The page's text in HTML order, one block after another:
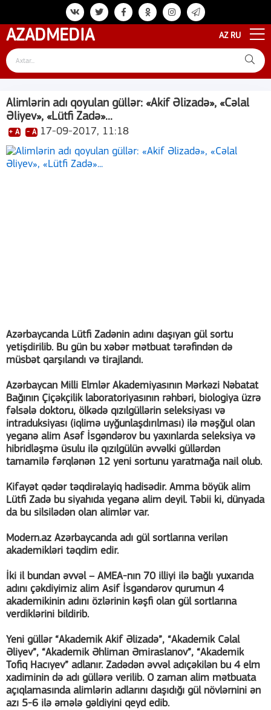
AZADMEDIA AZ RU
Alimlərin adı qoyulan güllər: «Akif Əlizadə», «Cəlal
Əliyev», «Lütfi Zadə»...
+ A - A 17-09-2017, 11:18
Azərbaycanda Lütfi Zadənin adını daşıyan gül sortu
yetişdirilib. Bu gün bu xəbər mətbuat tərəfindən də
müsbət qarşılandı və tirajlandı.
Azərbaycan Milli Elmlər Akademiyasının Mərkəzi Nəbatat
Bağının Çiçəkçilik laboratoriyasının rəhbəri, biologiya üzrə
fəlsələ doktoru, ölkədə qızılgüllərin seleksiyası və
intraduksiyası (iqlimə uyğunlaşdırılması) ilə məşğul olan
yeganə alim Asəf İsgəndərov bu yaxınlarda seleksiya və
hibridləşmə üsulu ilə qızılgülün əvvəlki güllərdən
tamamilə fərqlənən 12 yeni sortunu yaratmağa nail olub.
Kifayət qədər təqdirəlayiq hadisədir. Amma böyük alim
Lütfi Zadə bu siyahıda yeganə alim deyil. Təbii ki, dünyada
da bu silsilədən olan alimlər var.
Modern.az Azərbaycanda adı gül sortlarına verilən
akademikləri təqdim edir.
İki il bundan əvvəl – AMEA-nın 70 illiyi ilə bağlı yuxarıda
adını çəkdiyimiz alim Asif İsgəndərov qurumun 4
akademikinin adını özlərinin kəşfi olan gül sortlarına
verdiklərini bildirib.
Yeni güllər “Akademik Akif Əlizadə”, “Akademik Cəlal
Əliyev”, “Akademik Əhliman Əmiraslanov”, “Akademik
Tofiq Hacıyev” adlanır. Zadədən əvvəl adıçəkilən bu 4 elm
xadiminin də adı güllərə verilib. O zaman alim mətbuata
açıqlamasında alimlərin adlarını daşıdığı gül növlərnini ən
azı 5-6 ilə əmələ gəldiyini qeyd edib.